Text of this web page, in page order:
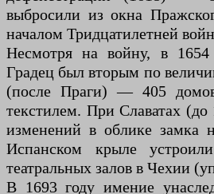
выбросили из окна
началом Тридцатилетней
Несмотря на войну, в
Градец был вторым по
(после Праги) — 405
текстилем. При Славатах (до
изменений в облике замка
Испанском крыле
театральных залов в Чехии
В 1693 году имение